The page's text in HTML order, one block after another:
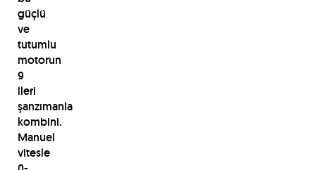
güçlü
ve
tutumlu
motorun
9
ileri
şanzımanla
kombini.
Manuel
vitesle